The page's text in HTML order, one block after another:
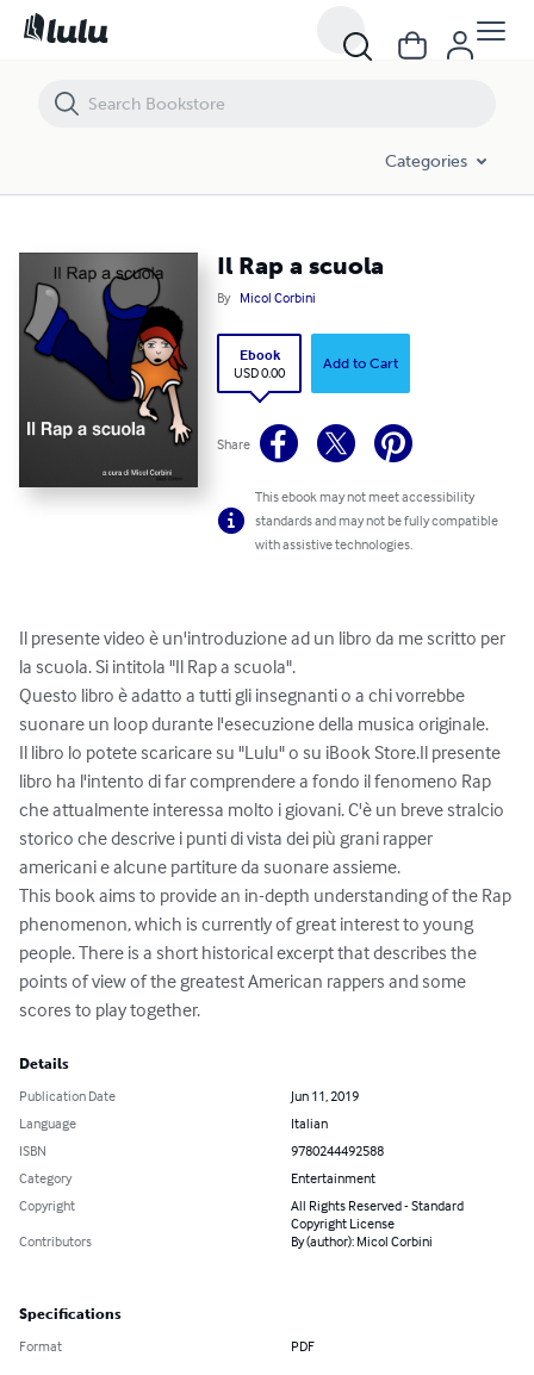
Categories
Il Rap a scuola
By Micol Corbini
Ebook
USD 0.00
Add to Cart
Share
This ebook may not meet accessibility
standards and may not be fully compatible
with assistive technologies.
Il presente video è un'introduzione ad un libro da me scritto per
la scuola. Si intitola "Il Rap a scuola".
Questo libro è adatto a tutti gli insegnanti o a chi vorrebbe
suonare un loop durante l'esecuzione della musica originale.
Il libro lo potete scaricare su "Lulu" o su iBook Store.Il presente
libro ha l'intento di far comprendere a fondo il fenomeno Rap
che attualmente interessa molto i giovani. C'è un breve stralcio
storico che descrive i punti di vista dei più grani rapper
americani e alcune partiture da suonare assieme.
This book aims to provide an in-depth understanding of the Rap
phenomenon, which is currently of great interest to young
people. There is a short historical excerpt that describes the
points of view of the greatest American rappers and some
scores to play together.
Details
Publication Date
Jun 11, 2019
Language
Italian
ISBN
9780244492588
Category
Entertainment
Copyright
All Rights Reserved - Standard
Copyright License
Contributors
By (author): Micol Corbini
Specifications
Format PDF
Il Rap a scuola